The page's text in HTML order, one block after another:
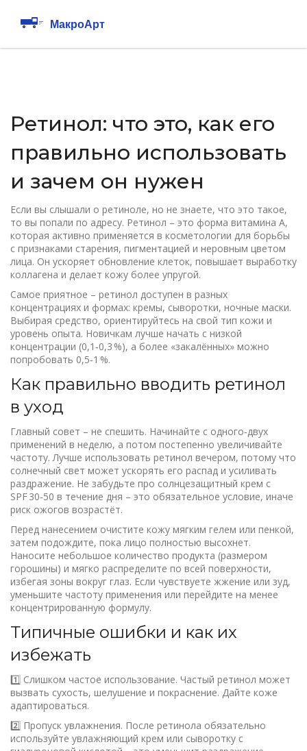
Ретинол: что это, как его
правильно использовать
и зачем он нужен
Если вы слышали о ретиноле, но не знаете, что это такое,
то вы попали по адресу. Ретинол – это форма витамина А,
которая активно применяется в косметологии для борьбы
с признаками старения, пигментацией и неровным цветом
лица. Он ускоряет обновление клеток, повышает выработку
коллагена и делает кожу более упругой.
Самое приятное – ретинол доступен в разных
концентрациях и формах: кремы, сыворотки, ночные маски.
Выбирая средство, ориентируйтесь на свой тип кожи и
уровень опыта. Новичкам лучше начать с низкой
концентрации (0,1‑0,3 %), а более «закалённых» можно
попробовать 0,5‑1 %.
Как правильно вводить ретинол
в уход
Главный совет – не спешить. Начинайте с одного‑двух
применений в неделю, а потом постепенно увеличивайте
частоту. Лучше использовать ретинол вечером, потому что
солнечный свет может ускорять его распад и усиливать
раздражение. Не забудьте про солнцезащитный крем с
SPF 30‑50 в течение дня – это обязательное условие, иначе
риск ожогов возрастёт.
Перед нанесением очистите кожу мягким гелем или пенкой,
затем подождите, пока лицо полностью высохнет.
Наносите небольшое количество продукта (размером
горошины) и мягко распределите по всей поверхности,
избегая зоны вокруг глаз. Если чувствуете жжение или зуд,
уменьшите частоту применения или перейдите на менее
концентрированную формулу.
Типичные ошибки и как их
избежать
1️⃣ Слишком частое использование. Частый ретинол может
вызвать сухость, шелушение и покраснение. Дайте коже
адаптироваться.
2️⃣ Пропуск увлажнения. После ретинола обязательно
используйте увлажняющий крем или сыворотку с